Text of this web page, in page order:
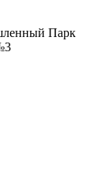
Парк